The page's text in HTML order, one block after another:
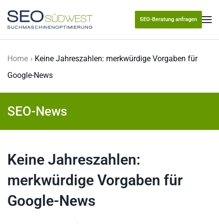
Skip to main content
SEO-Beratung anfragen
Home
Keine Jahreszahlen: merkwürdige Vorgaben für
Google-News
SEO-News
Keine Jahreszahlen:
merkwürdige Vorgaben für
Google-News